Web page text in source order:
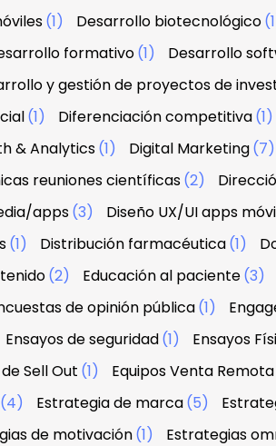
(1) Desarrollo biotecnológico
formativo(1) Desarrollo
y gestión de proyectos de
(1) Diferenciación competitiva(1)
& Analytics(1) Digital Marketing(7)
reuniones científicas(2)
apps(3) Diseño UX/UI apps
(1) Distribución farmacéutica(1)
(2) Educación al paciente(3)
de opinión pública(1)
Ensayos de seguridad(1) Ensayos
Sell Out (1) Equipos Venta
(4) Estrategia de marca(5)
de motivación(1) Estrategias